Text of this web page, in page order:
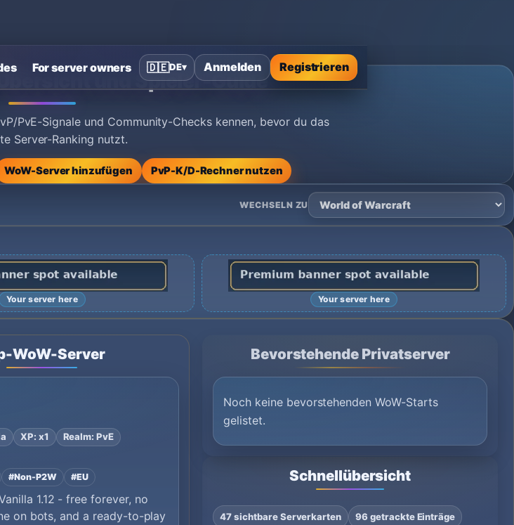
For server owners 🇩🇪DE▾ Anmelden Registrieren
und Spieler-Guide
PvE-Signale und Community-Checks kennen, bevor du das
Server-Ranking nutzt.
WoW-Server hinzufügen PvP-K/D-Rechner nutzen
WECHSELN ZU
Your server here Your server here
WoW-Server
XP: x1
Realm: PvE
#Non-P2W #EU
1.12 - free forever, no
on bots, and a ready-to-play
Bevorstehende Privatserver
Noch keine bevorstehenden WoW-Starts
gelistet.
Schnellübersicht
47 sichtbare Serverkarten 96 getrackte Einträge